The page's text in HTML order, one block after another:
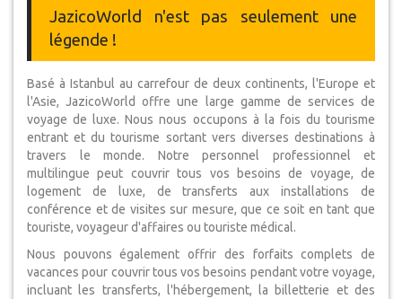
JazicoWorld n'est pas seulement une
légende !
Basé à Istanbul au carrefour de deux continents, l'Europe et
l'Asie, JazicoWorld offre une large gamme de services de
voyage de luxe. Nous nous occupons à la fois du tourisme
entrant et du tourisme sortant vers diverses destinations à
travers le monde. Notre personnel professionnel et
multilingue peut couvrir tous vos besoins de voyage, de
logement de luxe, de transferts aux installations de
conférence et de visites sur mesure, que ce soit en tant que
touriste, voyageur d'affaires ou touriste médical.
Nous pouvons également offrir des forfaits complets de
vacances pour couvrir tous vos besoins pendant votre voyage,
incluant les transferts, l'hébergement, la billetterie et des